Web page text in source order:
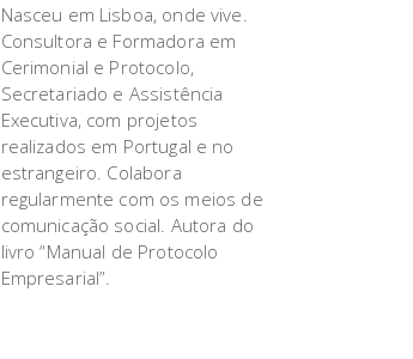
Nasceu em Lisboa, onde vive.
Consultora e Formadora em
Cerimonial e Protocolo,
Secretariado e Assistência
Executiva, com projetos
realizados em Portugal e no
estrangeiro. Colabora
regularmente com os meios de
comunicação social. Autora do
livro “Manual de Protocolo
Empresarial”.